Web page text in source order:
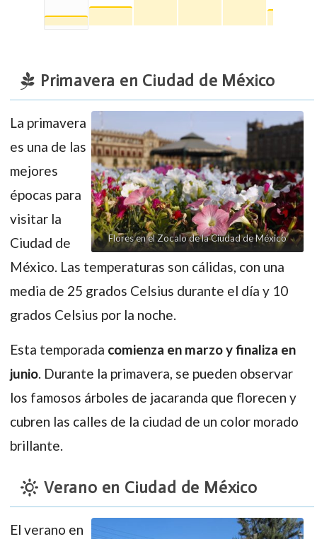
Primavera en Ciudad de México
Flores en el Zocalo de la Ciudad de México
La primavera
es una de las
mejores
épocas para
visitar la
Ciudad de
México. Las temperaturas son cálidas, con una
media de 25 grados Celsius durante el día y 10
grados Celsius por la noche.
Esta temporada comienza en marzo y finaliza en
junio. Durante la primavera, se pueden observar
los famosos árboles de jacaranda que florecen y
cubren las calles de la ciudad de un color morado
brillante.
Verano en Ciudad de México
El verano en